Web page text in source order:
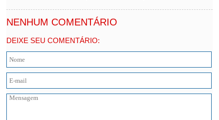
NENHUM COMENTÁRIO
DEIXE SEU COMENTÁRIO: